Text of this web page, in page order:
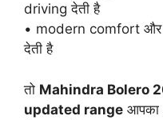
driving देती है
• modern comfort
देती है
तो Mahindra Bolero
updated range आपका